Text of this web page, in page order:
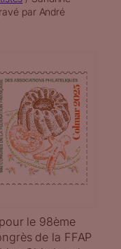
par André
le 98ème
de la FFAP